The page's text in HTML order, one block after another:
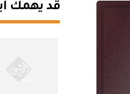
قد يهمك